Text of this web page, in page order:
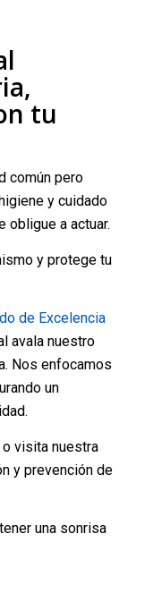
tu
común pero
y cuidado
obligue a actuar.
y protege tu
de Excelencia
avala nuestro
Nos enfocamos
un
o visita nuestra
y prevención de
una sonrisa